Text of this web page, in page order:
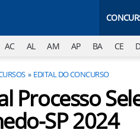
AC AL AM AP BA CE
EDITAL DO CONCURSO
Processo
SP 2024